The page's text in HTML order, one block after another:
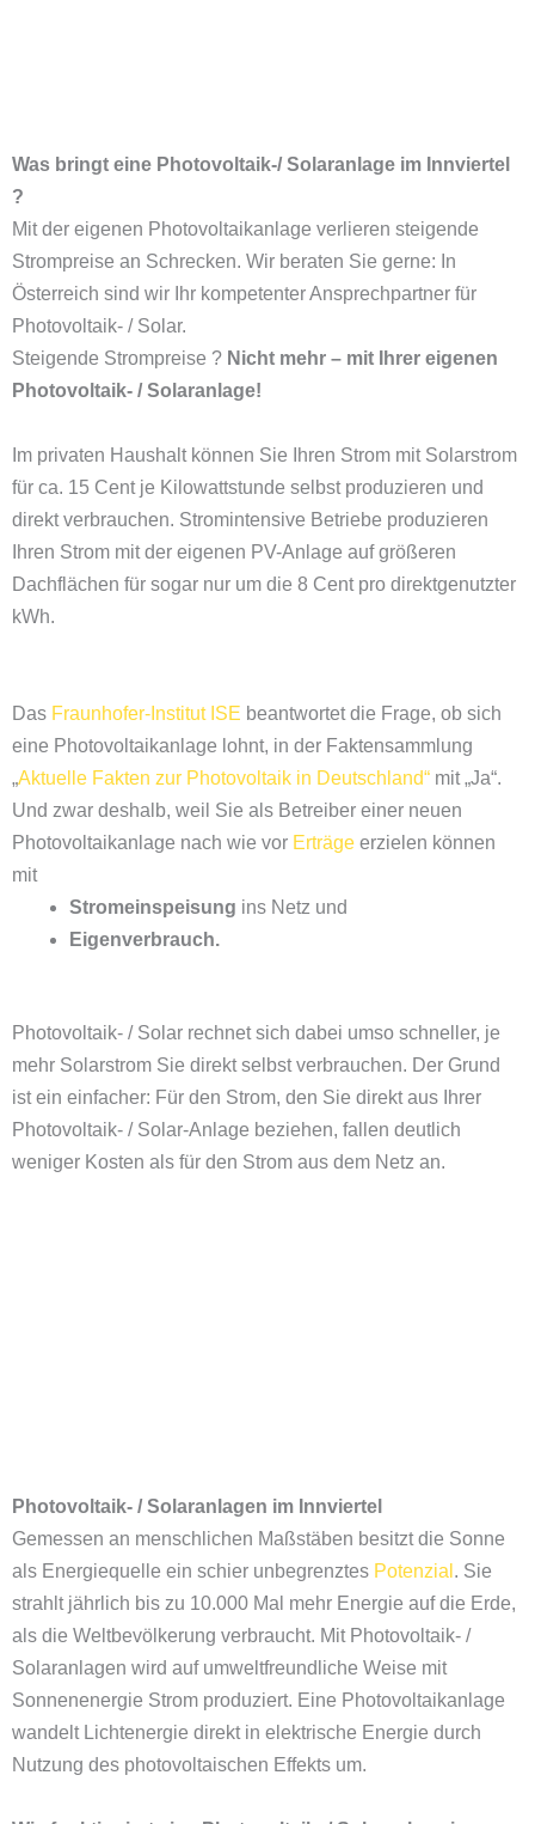
Was bringt eine Photovoltaik-/ Solaranlage im Innviertel
?
Mit der eigenen Photovoltaikanlage verlieren steigende
Strompreise an Schrecken. Wir beraten Sie gerne: In
Österreich sind wir Ihr kompetenter Ansprechpartner für
Photovoltaik- / Solar.
Steigende Strompreise ? Nicht mehr – mit Ihrer eigenen
Photovoltaik- / Solaranlage!
Im privaten Haushalt können Sie Ihren Strom mit Solarstrom
für ca. 15 Cent je Kilowattstunde selbst produzieren und
direkt verbrauchen. Stromintensive Betriebe produzieren
Ihren Strom mit der eigenen PV-Anlage auf größeren
Dachflächen für sogar nur um die 8 Cent pro direktgenutzter
kWh.
Das Fraunhofer-Institut ISE beantwortet die Frage, ob sich
eine Photovoltaikanlage lohnt, in der Faktensammlung
„Aktuelle Fakten zur Photovoltaik in Deutschland“ mit „Ja“.
Und zwar deshalb, weil Sie als Betreiber einer neuen
Photovoltaikanlage nach wie vor Erträge erzielen können
mit
Stromeinspeisung ins Netz und
Eigenverbrauch.
Photovoltaik- / Solar rechnet sich dabei umso schneller, je
mehr Solarstrom Sie direkt selbst verbrauchen. Der Grund
ist ein einfacher: Für den Strom, den Sie direkt aus Ihrer
Photovoltaik- / Solar-Anlage beziehen, fallen deutlich
weniger Kosten als für den Strom aus dem Netz an.
Photovoltaik- / Solaranlagen im Innviertel
Gemessen an menschlichen Maßstäben besitzt die Sonne
als Energiequelle ein schier unbegrenztes Potenzial . Sie
strahlt jährlich bis zu 10.000 Mal mehr Energie auf die Erde,
als die Weltbevölkerung verbraucht. Mit Photovoltaik- /
Solaranlagen wird auf umweltfreundliche Weise mit
Sonnenenergie Strom produziert. Eine Photovoltaikanlage
wandelt Lichtenergie direkt in elektrische Energie durch
Nutzung des photovoltaischen Effekts um.